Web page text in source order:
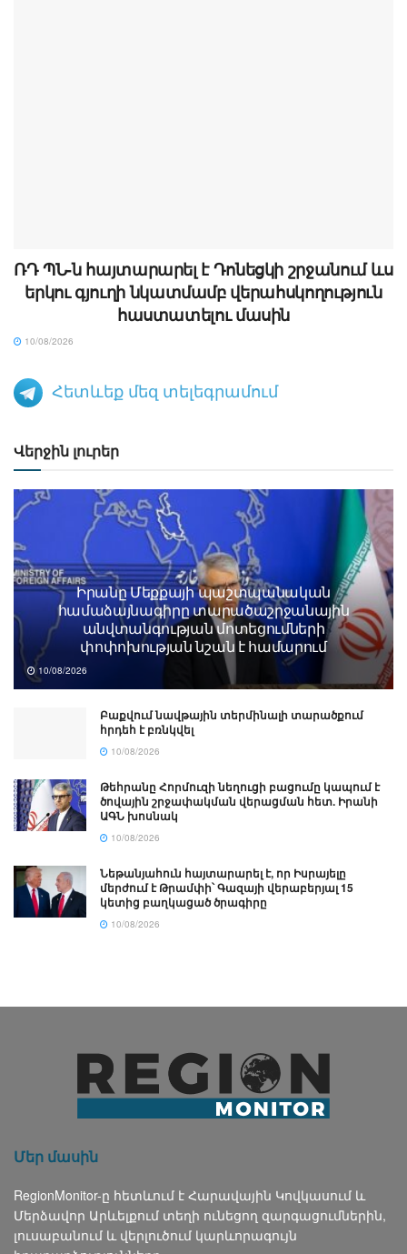
ՌԴ ՊՆ-ն հայտարարել է Դոնեցկի շրջանում ևս
երկու գյուղի նկատմամբ վերահսկողություն
հաստատելու մասին
10/08/2026
Հետևեք մեզ տելեգրամում
Վերջին լուրեր
Իրանը Մեքքայի պաշտպանական
համաձայնագիրը տարածաշրջանային
անվտանգության մոտեցումների
փոփոխության նշան է համարում
10/08/2026
Բաքվում նավթային տերմինալի տարածքում
հրդեհ է բռնկվել
10/08/2026
Թեհրանը Հորմուզի նեղուցի բացումը կապում է
ծովային շրջափակման վերացման հետ. Իրանի
ԱԳՆ խոսնակ
10/08/2026
Նեթանյահուն հայտարարել է, որ Իսրայելը
մերժում է Թրամփի՝ Գազայի վերաբերյալ 15
կետից բաղկացած ծրագիրը
10/08/2026
Մեր մասին
RegionMonitor-ը հետևում է Հարավային Կովկասում և
Մերձավոր Արևելքում տեղի ունեցող զարգացումներին,
լուսաբանում և վերլուծում կարևորագույն